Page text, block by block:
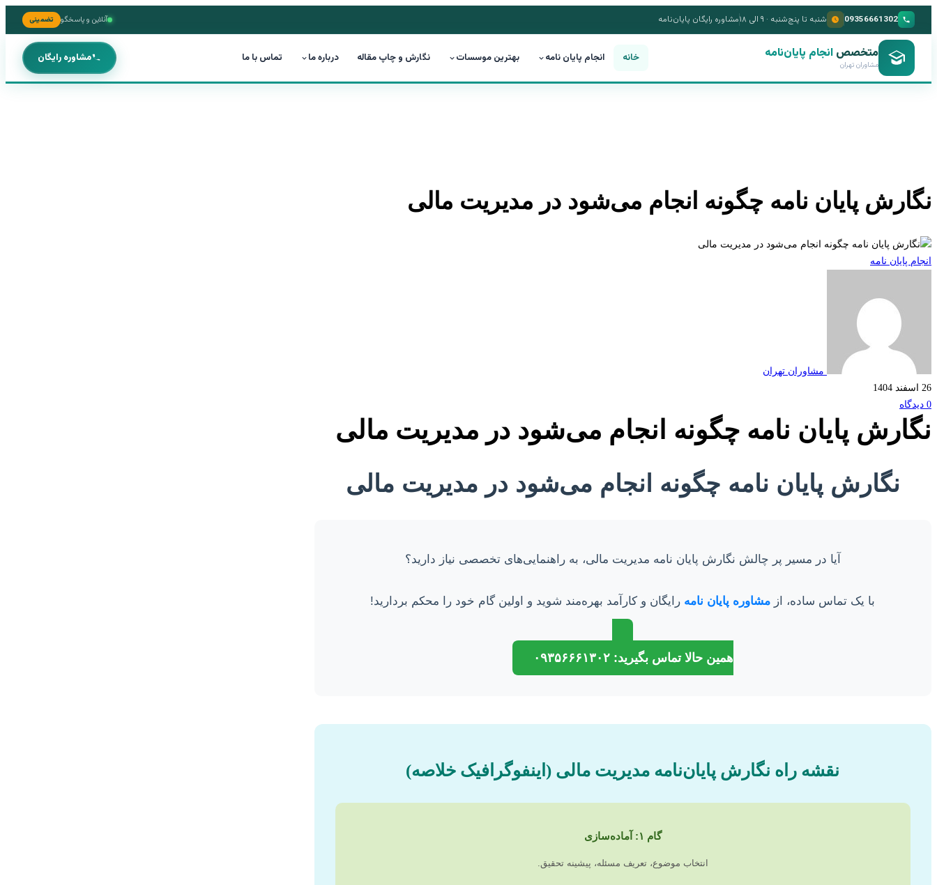
09356661302 شنبه تا پنج‌شنبه · ۹ الی ۱۸ مشاوره رایگان پایان‌نامه آنلاین و پاسخگو تضمینی
متخصص انجام پایان‌نامه
مشاوران تهران خانه انجام پایان نامه بهترین موسسات نگارش و چاپ مقاله درباره ما تماس با ما مشاوره رایگان
نگارش پایان نامه چگونه انجام می‌شود در مدیریت مالی
انجام پایان نامه
مشاوران تهران
26 اسفند 1404
0 دیدگاه
نگارش پایان نامه چگونه انجام می‌شود در مدیریت مالی
نگارش پایان نامه چگونه انجام می‌شود در مدیریت مالی
آیا در مسیر پر چالش نگارش پایان نامه مدیریت مالی، به راهنمایی‌های تخصصی نیاز دارید؟
با یک تماس ساده، از مشاوره پایان نامه رایگان و کارآمد بهره‌مند شوید و اولین گام خود را محکم بردارید!
همین حالا تماس بگیرید: ۰۹۳۵۶۶۶۱۳۰۲
نقشه راه نگارش پایان‌نامه مدیریت مالی (اینفوگرافیک خلاصه)
گام ۱: آماده‌سازی
انتخاب موضوع، تعریف مسئله، پیشینه تحقیق.